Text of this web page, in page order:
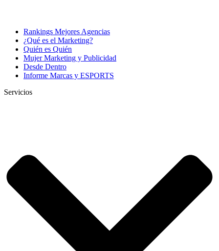
Rankings Mejores Agencias
¿Qué es el Marketing?
Quién es Quién
Mujer Marketing y Publicidad
Desde Dentro
Informe Marcas y ESPORTS
Servicios